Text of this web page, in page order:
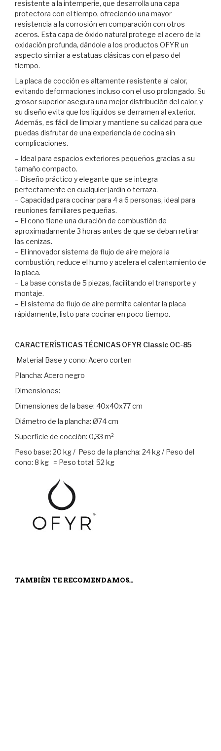
resistente a la intemperie, que desarrolla una capa
protectora con el tiempo, ofreciendo una mayor
resistencia a la corrosión en comparación con otros
aceros. Esta capa de óxido natural protege el acero de la
oxidación profunda, dándole a los productos OFYR un
aspecto similar a estatuas clásicas con el paso del
tiempo.
La placa de cocción es altamente resistente al calor,
evitando deformaciones incluso con el uso prolongado. Su
grosor superior asegura una mejor distribución del calor, y
su diseño evita que los líquidos se derramen al exterior.
Además, es fácil de limpiar y mantiene su calidad para que
puedas disfrutar de una experiencia de cocina sin
complicaciones.
– Ideal para espacios exteriores pequeños gracias a su
tamaño compacto.
– Diseño práctico y elegante que se integra
perfectamente en cualquier jardín o terraza.
– Capacidad para cocinar para 4 a 6 personas, ideal para
reuniones familiares pequeñas.
– El cono tiene una duración de combustión de
aproximadamente 3 horas antes de que se deban retirar
las cenizas.
– El innovador sistema de flujo de aire mejora la
combustión, reduce el humo y acelera el calentamiento de
la placa.
– La base consta de 5 piezas, facilitando el transporte y
montaje.
– El sistema de flujo de aire permite calentar la placa
rápidamente, listo para cocinar en poco tiempo.
CARACTERÍSTICAS TÉCNICAS OFYR Classic OC-85
Material Base y cono: Acero corten
Plancha: Acero negro
Dimensiones:
Dimensiones de la base: 40x40x77 cm
Diámetro de la plancha: Ø74 cm
Superficie de cocción: 0,33 m²
Peso base: 20 kg / Peso de la plancha: 24 kg / Peso del
cono: 8 kg = Peso total: 52 kg
TAMBIÉN TE RECOMENDAMOS…